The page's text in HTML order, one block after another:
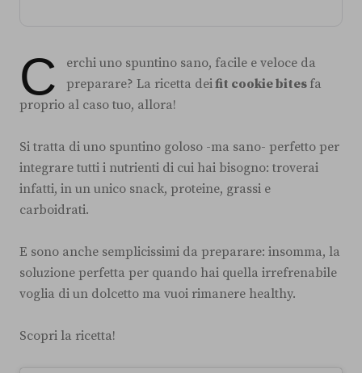
C
erchi uno spuntino sano, facile e veloce da
preparare? La ricetta deifit cookie bites fa
proprio al caso tuo, allora!
Si tratta di uno spuntino goloso -ma sano- perfetto per
integrare tutti i nutrienti di cui hai bisogno: troverai
infatti, in un unico snack, proteine, grassi e
carboidrati.
E sono anche semplicissimi da preparare: insomma, la
soluzione perfetta per quando hai quella irrefrenabile
voglia di un dolcetto ma vuoi rimanere healthy.
Scopri la ricetta!